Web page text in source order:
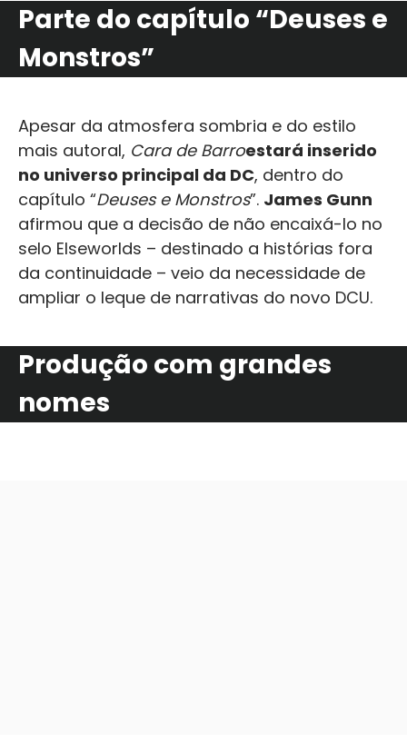
Parte do capítulo “Deuses e
Monstros”
Apesar da atmosfera sombria e do estilo
mais autoral, Cara de Barroestará inserido
no universo principal da DC, dentro do
capítulo “Deuses e Monstros”. James Gunn
afirmou que a decisão de não encaixá-lo no
selo Elseworlds – destinado a histórias fora
da continuidade – veio da necessidade de
ampliar o leque de narrativas do novo DCU.
Produção com grandes
nomes